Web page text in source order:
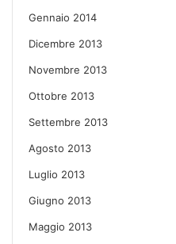
Gennaio 2014
Dicembre 2013
Novembre 2013
Ottobre 2013
Settembre 2013
Agosto 2013
Luglio 2013
Giugno 2013
Maggio 2013